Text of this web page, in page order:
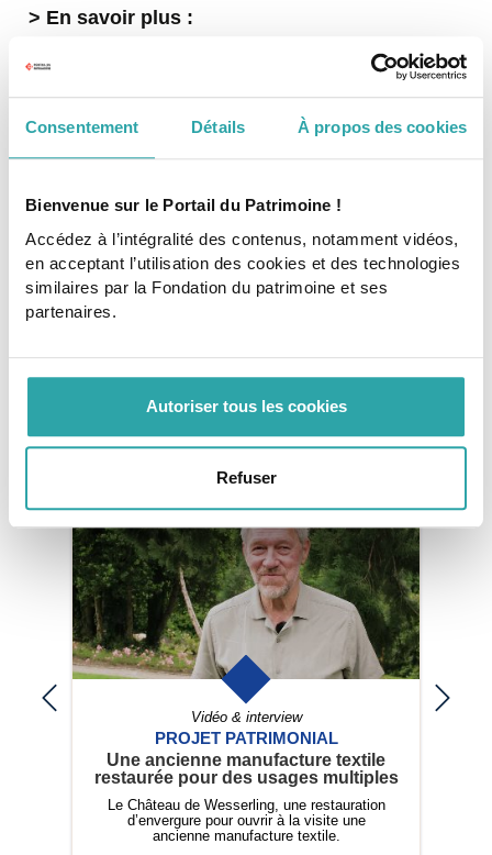
Consentement Détails À propos des cookies
Bienvenue sur le Portail du Patrimoine !
Accédez à l’intégralité des contenus, notamment vidéos,
en acceptant l’utilisation des cookies et des technologies
similaires par la Fondation du patrimoine et ses
partenaires.
Autoriser tous les cookies
Refuser
> En savoir plus :
La collecte de dons en faveur du projet de
l'étang des forges
Les contenus du Portail dédiés au patrimoine
Tags
patrimoine naturel
Copyright : Frizzzy
Vidéo & interview
PROJET PATRIMONIAL
Une ancienne manufacture textile
restaurée pour des usages multiples
Le Château de Wesserling, une restauration
d’envergure pour ouvrir à la visite une
ancienne manufacture textile.